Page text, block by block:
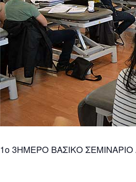
1o 3ΗΜΕΡΟ ΒΑΣΙΚΟ